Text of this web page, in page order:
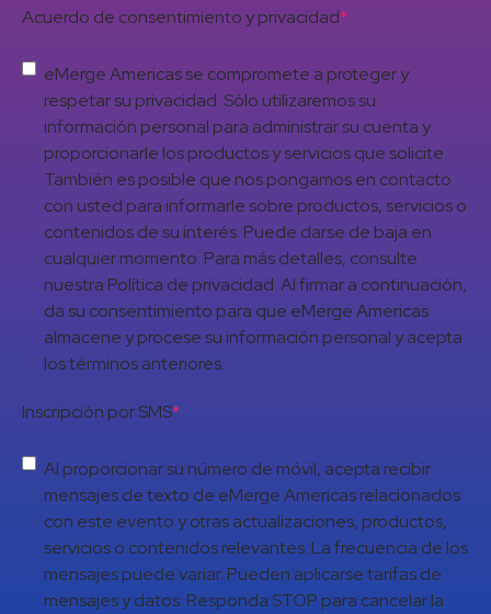
Acuerdo de consentimiento y privacidad*
eMerge Americas se compromete a proteger y
respetar su privacidad. Sólo utilizaremos su
información personal para administrar su cuenta y
proporcionarle los productos y servicios que solicite.
También es posible que nos pongamos en contacto
con usted para informarle sobre productos, servicios o
contenidos de su interés. Puede darse de baja en
cualquier momento. Para más detalles, consulte
nuestra Política de privacidad. Al firmar a continuación,
da su consentimiento para que eMerge Americas
almacene y procese su información personal y acepta
los términos anteriores.
Inscripción por SMS*
Al proporcionar su número de móvil, acepta recibir
mensajes de texto de eMerge Americas relacionados
con este evento y otras actualizaciones, productos,
servicios o contenidos relevantes. La frecuencia de los
mensajes puede variar. Pueden aplicarse tarifas de
mensajes y datos. Responda STOP para cancelar la